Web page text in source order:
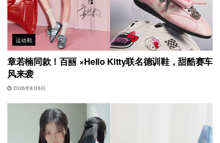
运动鞋
章若楠同款！百丽 ×Hello Kitty联名德训鞋，甜酷赛车
风来袭
2026年8月6日